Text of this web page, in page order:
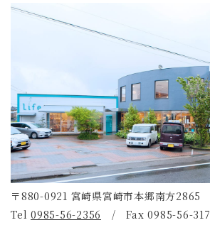
〒880-0921 宮崎県宮崎市本郷南方2865
Tel 0985-56-2356 / Fax 0985-56-